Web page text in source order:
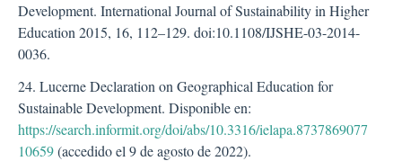
Development. International Journal of Sustainability in Higher
Education 2015, 16, 112–129. doi:10.1108/IJSHE-03-2014-
0036.
24. Lucerne Declaration on Geographical Education for
Sustainable Development. Disponible en:
https://search.informit.org/doi/abs/10.3316/ielapa.8737869077
10659(accedido el 9 de agosto de 2022).